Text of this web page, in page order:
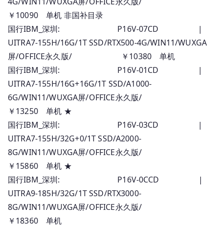
￥10090 单机 非国补目录
国行IBM_深圳: P16V-07CD |
UITRA7-155H/16G/1T SSD/RTX500-4G/WIN11/WUXGA
屏/OFFICE永久版/ ￥10380 单机
国行IBM_深圳: P16V-01CD |
UITRA7-155H/16G+16G/1T SSD/A1000-
6G/WIN11/WUXGA屏/OFFICE永久版/
￥13250 单机 ★
国行IBM_深圳: P16V-03CD |
UITRA7-155H/32G+0/1T SSD/A2000-
8G/WIN11/WUXGA屏/OFFICE永久版/
￥15860 单机 ★
国行IBM_深圳: P16V-0CCD |
UITRA9-185H/32G/1T SSD/RTX3000-
8G/WIN11/WUXGA屏/OFFICE永久版/
￥18360 单机